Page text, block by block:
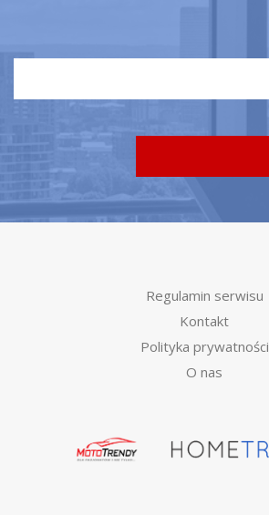
Regulamin serwisu
Kontakt
Polityka prywatności
O nas